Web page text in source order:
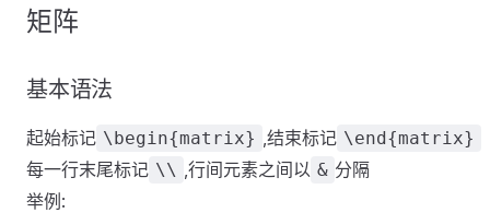
矩阵
基本语法
起始标记 \begin{matrix} ,结束标记 \end{matrix}
每一行末尾标记 \\ ,行间元素之间以 & 分隔
举例: